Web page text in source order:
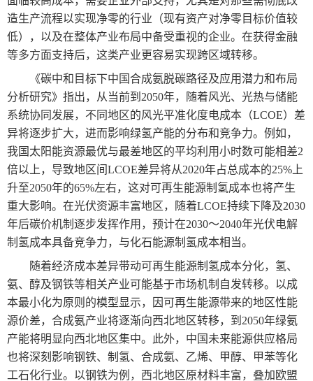
造生产流程以实现净零的行业（现有资产对净零目标价值较
低），以及在整体产业布局中备受重视的企业。在获得金融
等多方面支持后，这类产业更容易实现跨区域转移。
《碳中和目标下中国合成氨脱碳路径及应用潜力和布局
分析研究》指出，从当前到2050年，随着风光、光热与储能
系统协同发展，不同地区的风光平准化度电成本（LCOE）差
异将逐步扩大，进而影响绿氢产能的分布和竞争力。例如，
我国太阳能资源最优与最差地区的平均利用小时数可能相差2
倍以上，导致地区间LCOE差异将从2020年占总成本的25%上
升至2050年的65%左右，这对可再生能源制氢成本也将产生
重大影响。在光伏资源丰富地区，随着LCOE持续下降及2030
年后碳价机制逐步发挥作用，预计在2030～2040年光伏电解
制氢成本具备竞争力，与化石能源制氢成本相当。
随着经济成本差异带动可再生能源制氢成本分化，氢、
氨、醇及钢铁等相关产业可能基于市场机制自发转移。以成
本最小化为原则的模型显示，因可再生能源带来的地区性能
源价差，合成氨产业将逐渐向西北地区转移，到2050年绿氨
产能将明显向西北地区集中。此外，中国未来能源供应格局
也将深刻影响钢铁、制氢、合成氨、乙烯、甲醇、甲苯等化
工石化行业。以钢铁为例，西北地区原材料丰富，叠加欧盟